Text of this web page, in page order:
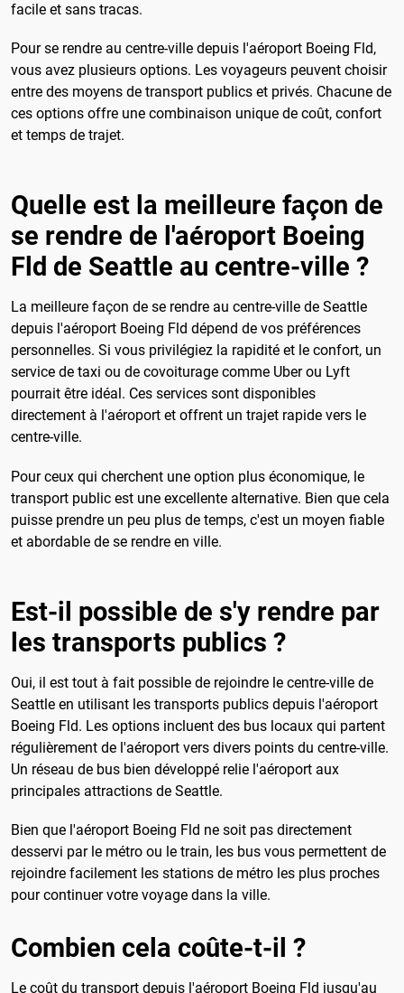
facile et sans tracas.
Pour se rendre au centre-ville depuis l'aéroport Boeing Fld,
vous avez plusieurs options. Les voyageurs peuvent choisir
entre des moyens de transport publics et privés. Chacune de
ces options offre une combinaison unique de coût, confort
et temps de trajet.
Quelle est la meilleure façon de
se rendre de l'aéroport Boeing
Fld de Seattle au centre-ville ?
La meilleure façon de se rendre au centre-ville de Seattle
depuis l'aéroport Boeing Fld dépend de vos préférences
personnelles. Si vous privilégiez la rapidité et le confort, un
service de taxi ou de covoiturage comme Uber ou Lyft
pourrait être idéal. Ces services sont disponibles
directement à l'aéroport et offrent un trajet rapide vers le
centre-ville.
Pour ceux qui cherchent une option plus économique, le
transport public est une excellente alternative. Bien que cela
puisse prendre un peu plus de temps, c'est un moyen fiable
et abordable de se rendre en ville.
Est-il possible de s'y rendre par
les transports publics ?
Oui, il est tout à fait possible de rejoindre le centre-ville de
Seattle en utilisant les transports publics depuis l'aéroport
Boeing Fld. Les options incluent des bus locaux qui partent
régulièrement de l'aéroport vers divers points du centre-ville.
Un réseau de bus bien développé relie l'aéroport aux
principales attractions de Seattle.
Bien que l'aéroport Boeing Fld ne soit pas directement
desservi par le métro ou le train, les bus vous permettent de
rejoindre facilement les stations de métro les plus proches
pour continuer votre voyage dans la ville.
Combien cela coûte-t-il ?
Le coût du transport depuis l'aéroport Boeing Fld jusqu'au